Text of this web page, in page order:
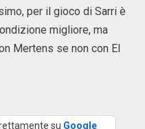
per il gioco di Sarri è
migliore, ma
Mertens se non con El
su Google